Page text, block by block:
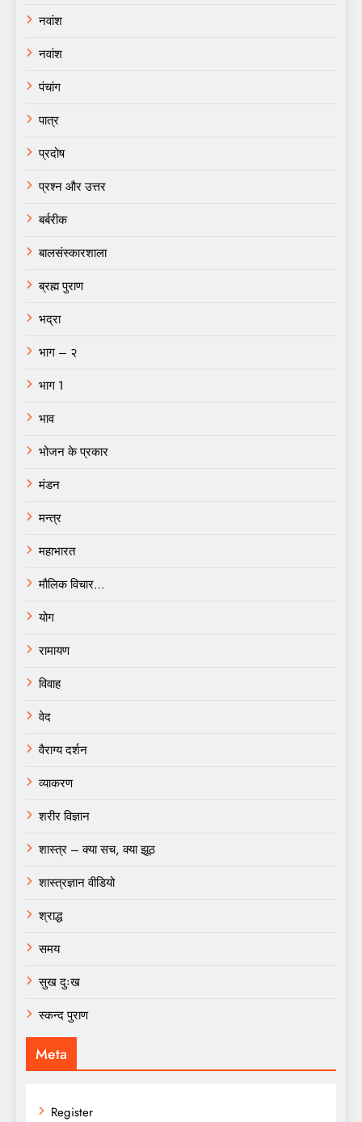
नवांश
नवांश
पंचांग
पात्र
प्रदोष
प्रश्न और उत्तर
बर्बरीक
बालसंस्कारशाला
ब्रह्म पुराण
भद्रा
भाग – २
भाग 1
भाव
भोजन के प्रकार
मंडन
मन्त्र
महाभारत
मौलिक विचार…
योग
रामायण
विवाह
वेद
वैराग्य दर्शन
व्याकरण
शरीर विज्ञान
शास्त्र – क्या सच, क्या झूठ
शास्त्रज्ञान वीडियो
श्राद्ध
समय
सुख दुःख
स्कन्द पुराण
Meta
Register